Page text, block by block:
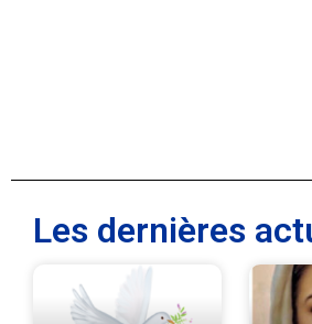
Les dernières